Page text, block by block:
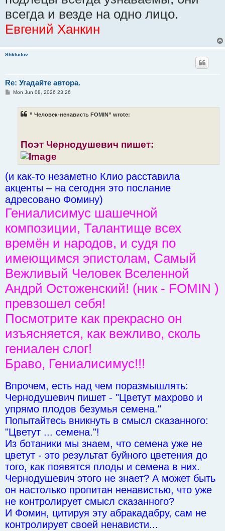
всегда и везде на одно лицо.
Евгений Ханкин
Shkludov
Re: Угадайте автора.
PMon Jun 08, 2026 23:26
” Человек-ненависть FOMIN” wrote:
Поэт Чернодушевич пишет:
(и как-то незаметно Клио расставила
акценты – на сегодня это послание
адресовано Фомину)
Гениалисимус шашечной
композиции, Талантище всех
времён и народов, и судя по
имеющимся эпистолам, Самый
Вежливый Человек Вселенной
Андрй Остоженский! (ник - FOMIN )
превзошел себя!
Посмотрите как прекрасно он
изъясняется, как вежливо, сколь
гениален слог!
Браво, Гениалисимус!!!
Впрочем, есть над чем поразмышлять:
Чернодушевич пишет - "Цветут махрово и
упрямо плодов безумья семена."
Попытайтесь вникнуть в смысл сказанного:
"Цветут ... семена."!
Из ботаники мы знаем, что семена уже не
цветут - это результат буйного цветения до
того, как появятся плоды и семена в них.
Чернодушевич этого не знает? А может быть
он настолько пропитан ненавистью, что уже
не контролирует смысл сказанного?
И Фомин, цитируя эту абракадабру, сам не
контролирует своей ненависти...